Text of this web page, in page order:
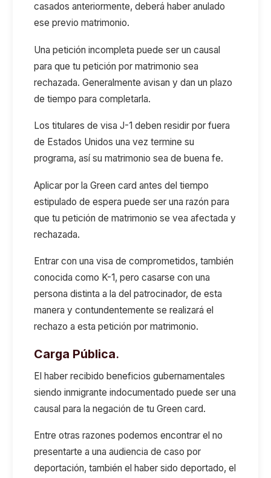
casados anteriormente, deberá haber anulado
ese previo matrimonio.
Una petición incompleta puede ser un causal
para que tu petición por matrimonio sea
rechazada. Generalmente avisan y dan un plazo
de tiempo para completarla.
Los titulares de visa J-1 deben residir por fuera
de Estados Unidos una vez termine su
programa, así su matrimonio sea de buena fe.
Aplicar por la Green card antes del tiempo
estipulado de espera puede ser una razón para
que tu petición de matrimonio se vea afectada y
rechazada.
Entrar con una visa de comprometidos, también
conocida como K-1, pero casarse con una
persona distinta a la del patrocinador, de esta
manera y contundentemente se realizará el
rechazo a esta petición por matrimonio.
Carga Pública.
El haber recibido beneficios gubernamentales
siendo inmigrante indocumentado puede ser una
causal para la negación de tu Green card.
Entre otras razones podemos encontrar el no
presentarte a una audiencia de caso por
deportación, también el haber sido deportado, el